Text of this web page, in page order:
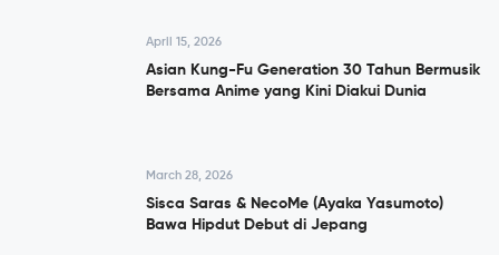
April 15, 2026
Asian Kung-Fu Generation 30 Tahun Bermusik
Bersama Anime yang Kini Diakui Dunia
March 28, 2026
Sisca Saras & NecoMe (Ayaka Yasumoto)
Bawa Hipdut Debut di Jepang